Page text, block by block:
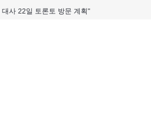
대사 22일 토론토 방문 계획"